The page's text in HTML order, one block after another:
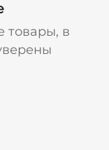
товары, в